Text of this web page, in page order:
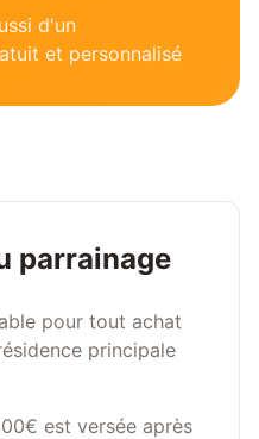
d'un
et personnalisé
parrainage
pour tout achat
principale
est versée après